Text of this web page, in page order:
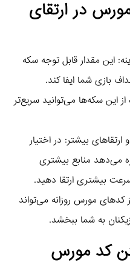
در ارتقای
این مقدار قابل توجه سکه
بازی شما ایفا کند.
این سکه‌ها می‌توانید سریع‌تر
ارتقاهای بیشتر: در اختیار
می‌دهد منابع بیشتری
بیشتری ارتقا دهید.
کدهای مورس روزانه می‌تواند
به شما ببخشد.
کد مورس